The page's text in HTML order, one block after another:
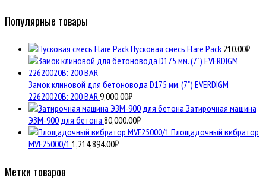
Популярные товары
Пусковая смесь Flare Pack 210.00₽
Замок клиновой для бетоновода D175 мм. (7") EVERDIGM
22620020B: 200 BAR9,000.00₽
Затирочная машина
ЭЗМ-900 для бетона 80,000.00₽
Площадочный вибратор
MVF25000/1 1,214,894.00₽
Метки товаров